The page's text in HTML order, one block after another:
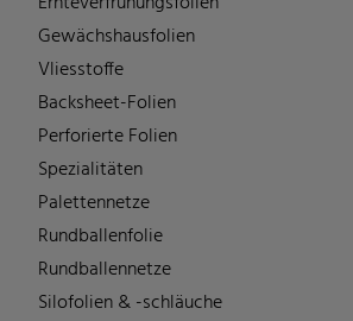
Gewächshausfolien
Vliesstoffe
Backsheet-Folien
Perforierte Folien
Spezialitäten
Palettennetze
Rundballenfolie
Rundballennetze
Silofolien & -schläuche